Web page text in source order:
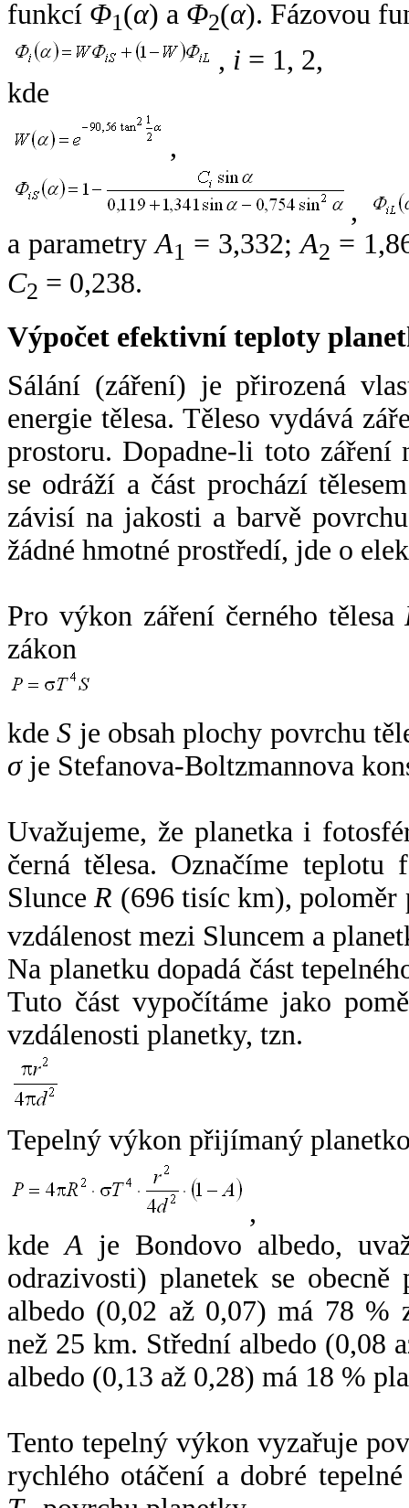
funkcí Φ1(α) a Φ2(α). Fázovou
, i = 1, 2,
kde
,
,
a parametryA1 = 3,332;A2 =
C2 = 0,238.
Výpočet efektivní teploty
Sálání (záření) je přirozená
energie tělesa. Těleso vydává
prostoru. Dopadne-li toto záření
se odráží a část prochází
závisí na jakosti a barvě
žádné hmotné prostředí, jde o
Pro výkon záření černého tělesa
zákon
kdeS je obsah plochy povrchu
σje Stefanova-Boltzmannova
Uvažujeme, že planetka i
černá tělesa. Označíme
SlunceR (696 tisíc km),
vzdálenost mezi Sluncem a
Na planetku dopadá část
Tuto část vypočítáme jako
vzdálenosti planetky, tzn.
Tepelný výkon přijímaný
,
kdeA je Bondovo albedo,
odrazivosti) planetek se
albedo (0,02 až 0,07) má 78 %
než 25 km. Střední albedo (0,08
albedo (0,13 až 0,28) má 18 %
Tento tepelný výkon vyzařuje
rychlého otáčení a dobré